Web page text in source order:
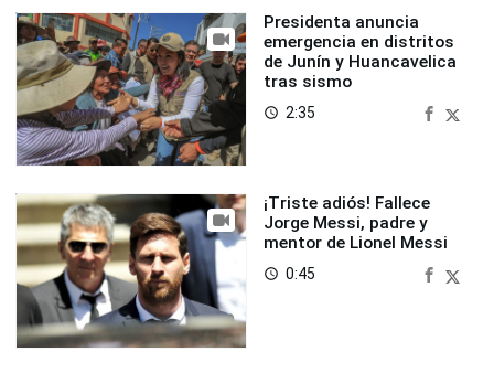
Presidenta anuncia
emergencia en distritos
de Junín y Huancavelica
tras sismo
access_time 2:35
¡Triste adiós! Fallece
Jorge Messi, padre y
mentor de Lionel Messi
access_time 0:45